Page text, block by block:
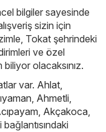
bilgiler sayesinde
sizin için
Tokat şehrindeki
ve özel
biliyor olacaksınız.
var. Ahlat,
, Ahmetli,
, Akçakoca,
bağlantısındaki